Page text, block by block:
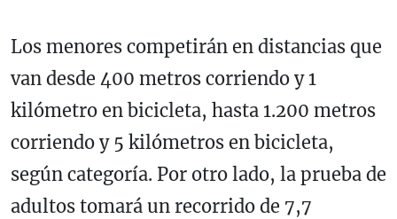
Los menores competirán en distancias que
van desde 400 metros corriendo y 1
kilómetro en bicicleta, hasta 1.200 metros
corriendo y 5 kilómetros en bicicleta,
según categoría. Por otro lado, la prueba de
adultos tomará un recorrido de 7,7